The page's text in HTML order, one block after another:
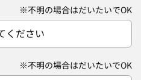
※不明の場合はだいたいでOK
ください
※不明の場合はだいたいでOK